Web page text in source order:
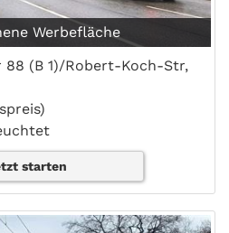
Werbefläche
(B 1)/Robert-Koch-Str,
starten